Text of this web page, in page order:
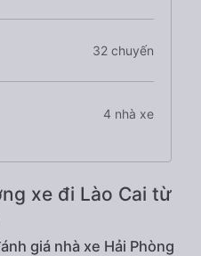
32 chuyến
4 nhà xe
xe đi Lào Cai từ
giá nhà xe Hải Phòng